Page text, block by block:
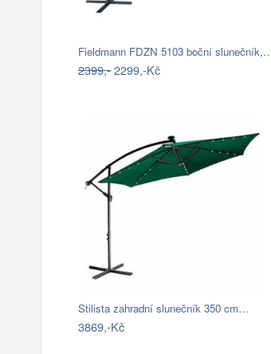
Fieldmann FDZN 5103 boční
2399,-2299,-Kč
Stilista zahradní slunečník 350 cm…
3869,-Kč